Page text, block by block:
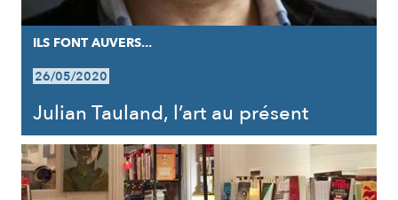
ILS FONT AUVERS...
26/05/2020
Julian Tauland, l’art au présent